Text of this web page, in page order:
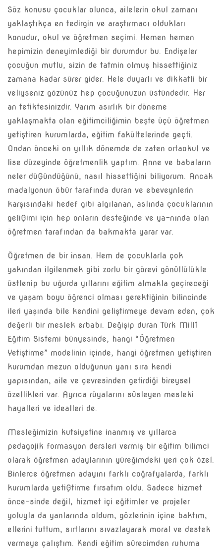
Söz konusu çocuklar olunca, ailelerin okul zamanı
yaklaştıkça en tedirgin ve araştırmacı oldukları
konudur, okul ve öğretmen seçimi. Hemen hemen
hepimizin deneyimlediği bir durumdur bu. Endişeler
çocuğun mutlu, sizin de tatmin olmuş hissettiğiniz
zamana kadar sürer gider. Hele duyarlı ve dikkatli bir
veliyseniz gözünüz hep çocuğunuzun üstündedir. Her
an tetiktesinizdir. Yarım asırlık bir döneme
yaklaşmakta olan eğitimciliğimin beşte üçü öğretmen
yetiştiren kurumlarda, eğitim fakültelerinde geçti.
Ondan önceki on yıllık dönemde de zaten ortaokul ve
lise düzeyinde öğretmenlik yaptım. Anne ve babaların
neler düĢündüğünü, nasıl hissettiğini biliyorum. Ancak
madalyonun öbür tarafında duran ve ebeveynlerin
karşısındaki hedef gibi algılanan, aslında çocuklarının
geliĢimi için hep onların desteğinde ve ya-nında olan
öğretmen tarafından da bakmakta yarar var.
Öğretmen de bir insan. Hem de çocuklarla çok
yakından ilgilenmek gibi zorlu bir görevi gönüllülükle
üstlenip bu uğurda yıllarını eğitim almakla geçireceği
ve yaşam boyu öğrenci olması gerektiğinin bilincinde
ileri yaşında bile kendini geliştirmeye devam eden, çok
değerli bir meslek erbabı. Değişip duran Türk Millî
Eğitim Sistemi bünyesinde, hangi “Öğretmen
Yetiştirme” modelinin içinde, hangi öğretmen yetiştiren
kurumdan mezun olduğunun yanı sıra kendi
yapısından, aile ve çevresinden getirdiği bireysel
özellikleri var. Ayrıca rüyalarını süsleyen mesleki
hayalleri ve idealleri de.
Mesleğimizin kutsiyetine inanmış ve yıllarca
pedagojik formasyon dersleri vermiş bir eğitim bilimci
olarak öğretmen adaylarının yüreğimdeki yeri çok özel.
Binlerce öğretmen adayını farklı coğrafyalarda, farklı
kurumlarda yetiĢtirme fırsatım oldu. Sadece hizmet
önce-sinde değil, hizmet içi eğitimler ve projeler
yoluyla da yanlarında oldum, gözlerinin içine baktım,
ellerini tuttum, sırtlarını sıvazlayarak moral ve destek
vermeye çalıştım. Kendi eğitim sürecimden ruhuma